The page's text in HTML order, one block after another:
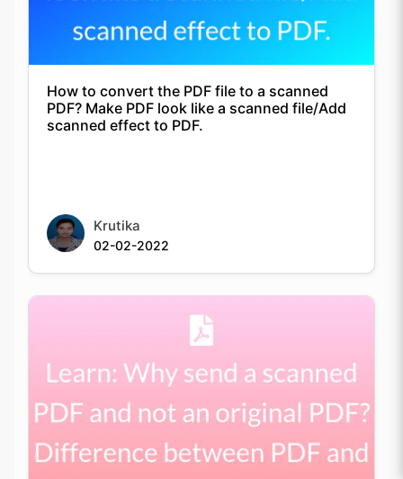
How to convert the PDF file to a scanned
PDF? Make PDF look like a scanned file/Add
scanned effect to PDF.
Krutika
02-02-2022